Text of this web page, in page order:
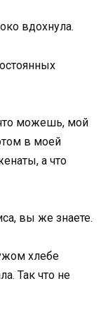
вдохнула.
можешь, мой
в моей
а что
вы же знаете.
хлебе
Так что не